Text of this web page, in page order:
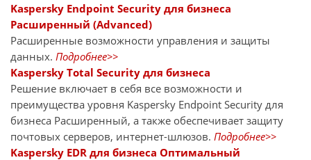
Kaspersky Endpoint Security для бизнеса
Расширенный (Advanced)
Расширенные возможности управления и защиты
данных. Подробнее>>
Kaspersky Total Security для бизнеса
Решение включает в себя все возможности и
преимущества уровня Kaspersky Endpoint Security для
бизнеса Расширенный, а также обеспечивает защиту
почтовых серверов, интернет-шлюзов. Подробнее>>
Kaspersky EDR для бизнеса Оптимальный